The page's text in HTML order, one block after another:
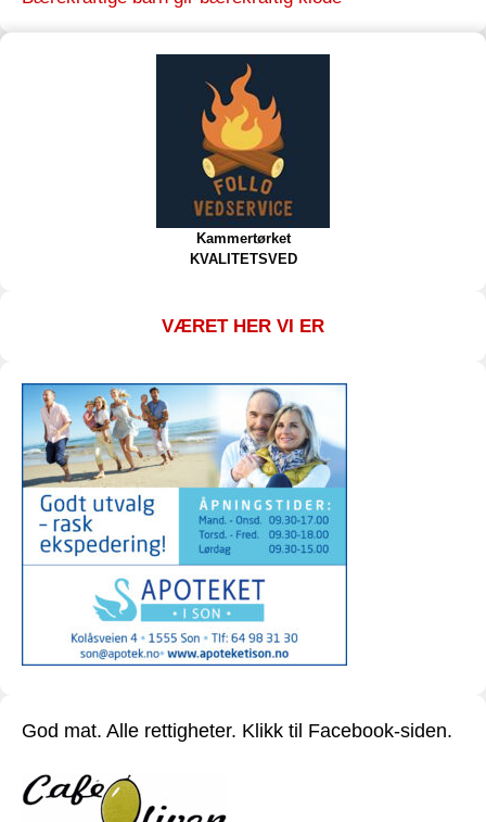
Kammertørket
KVALITETSVED
VÆRET HER VI ER
God mat. Alle rettigheter. Klikk til Facebook-siden.